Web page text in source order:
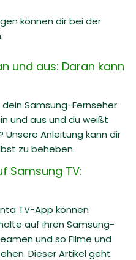
können dir bei der
und aus: Daran kann
Samsung-Fernseher
und aus und du weißt
Unsere Anleitung kann dir
zu beheben.
Samsung TV:
TV-App können
auf ihren Samsung-
und so Filme und
Dieser Artikel geht